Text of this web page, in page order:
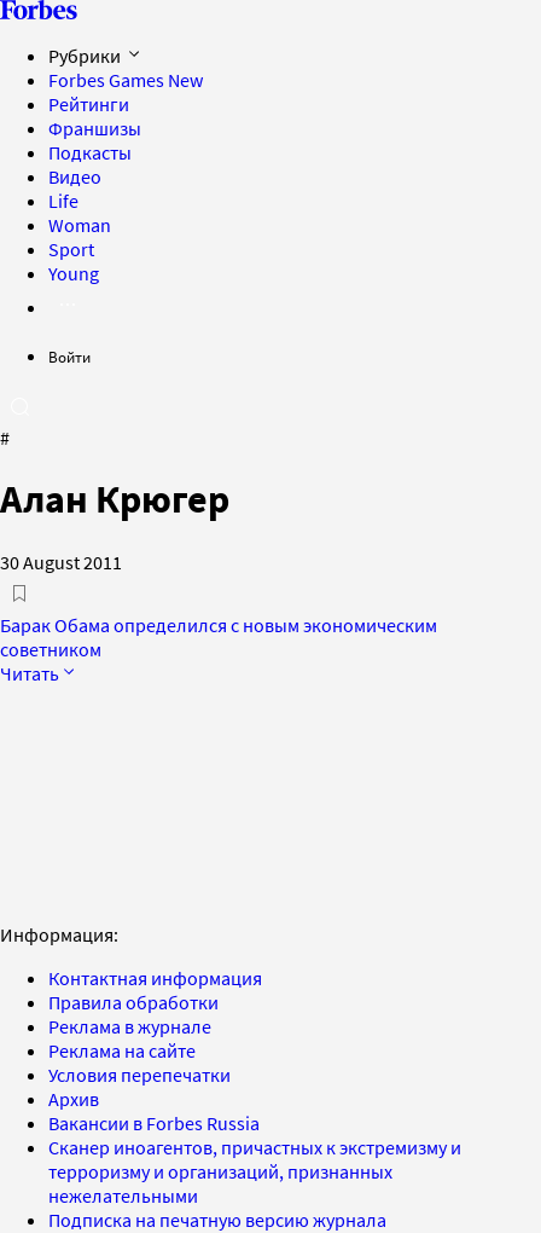
Рубрики
Forbes Games New
Рейтинги
Франшизы
Подкасты
Видео
Life
Woman
Sport
Young
Войти
#
Алан Крюгер
30 August 2011
Барак Обама определился с новым экономическим
советником
Читать
Информация:
Контактная информация
Правила обработки
Реклама в журнале
Реклама на сайте
Условия перепечатки
Архив
Вакансии в Forbes Russia
Сканер иноагентов, причастных к экстремизму и
терроризму и организаций, признанных
нежелательными
Подписка на печатную версию журнала